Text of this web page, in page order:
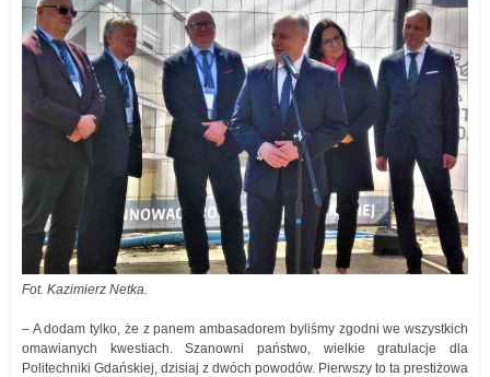
Fot. Kazimierz Netka.
– A dodam tylko, że z panem ambasadorem byliśmy zgodni we wszystkich
omawianych kwestiach. Szanowni państwo, wielkie gratulacje dla
Politechniki Gdańskiej, dzisiaj z dwóch powodów. Pierwszy to ta prestiżowa